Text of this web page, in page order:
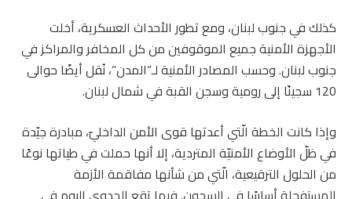
كذلك في جنوب لبنان، ومع تطور الأحداث العسكرية، أخلت
الأجهزة الأمنية جميع الموقوفين من كل المخافر والمراكز في
جنوب لبنان. وحسب المصادر الأمنية لـ”المدن”، نُقل أيضًا حوالى
120 سجينًا إلى رومية وسجن القبة في شمال لبنان.
وإذا كانت الخطة الّتي أعدتها قوى الأمن الداخليّ، مبادرة جيّدة
في ظلّ الأوضاع الأمنيّة المتردية، إلا أنها حملت في طياتها نوعًا
من الحلول الترقيعية، الّتي من شأنها مفاقمة الأزمة